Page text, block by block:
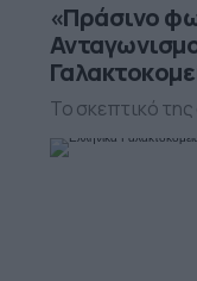
«Πράσινο
Το σκεπτικό